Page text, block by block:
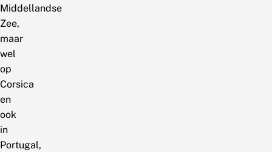
Middellandse
Zee,
maar
wel
op
Corsica
en
ook
in
Portugal,